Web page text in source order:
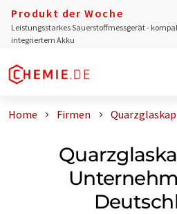
Produkt der Woche
Leistungsstarkes Sauerstoffmessgerät -
integriertem Akku
Home Firmen